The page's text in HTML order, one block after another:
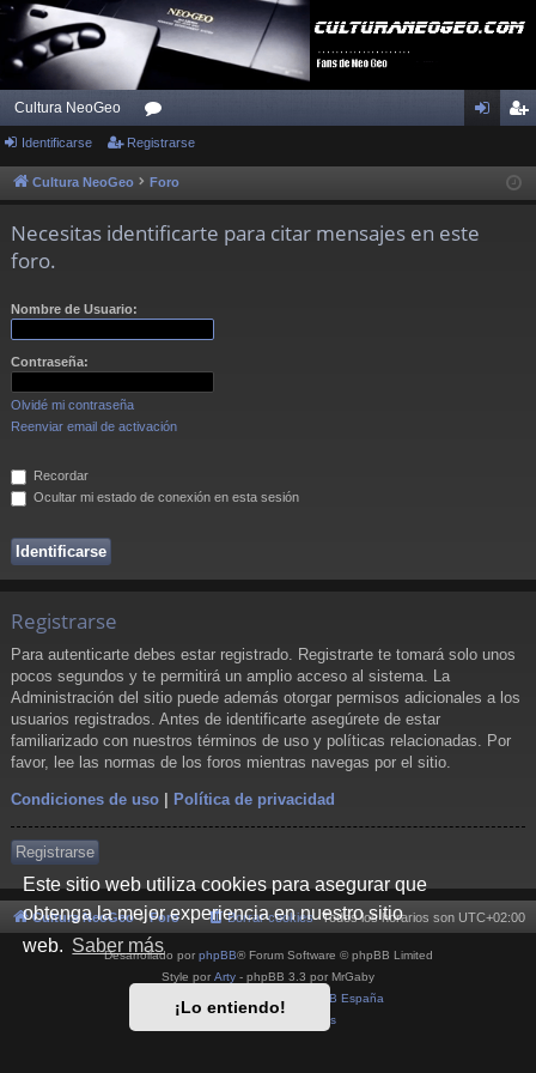
Este sitio web utiliza cookies para asegurar que
obtenga la mejor experiencia en nuestro sitio
web. Saber más
¡Lo entiendo!
Cultura NeoGeo
or
os ist
Identificarse Registrarse
Cultura NeoGeo Foro
Necesitas identificarte para citar mensajes en este
foro.
Nombre de Usuario:
Contraseña:
Olvidé mi contraseña
Reenviar email de activación
Recordar
Ocultar mi estado de conexión en esta sesión
Registrarse
Para autenticarte debes estar registrado. Registrarte te tomará solo unos
pocos segundos y te permitirá un amplio acceso al sistema. La
Administración del sitio puede además otorgar permisos adicionales a los
usuarios registrados. Antes de identificarte asegúrete de estar
familiarizado con nuestros términos de uso y políticas relacionadas. Por
favor, lee las normas de los foros mientras navegas por el sitio.
Condiciones de uso Política de privacidad
Registrarse
Cultura NeoGeo Foro Todos los horarios son UTC+02:00
Borrar cookies
Desarrollado por phpBB® Forum Software © phpBB Limited
Style por Arty - phpBB 3.3 por MrGaby
phpBB España
Condiciones